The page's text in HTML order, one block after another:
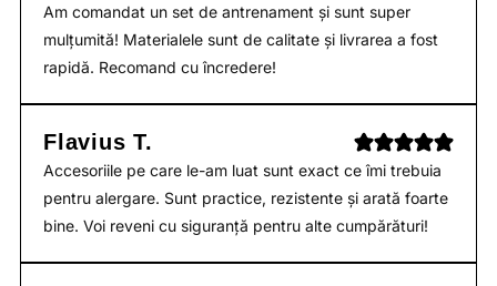
Am comandat un set de antrenament și sunt super
mulțumită! Materialele sunt de calitate și livrarea a fost
rapidă. Recomand cu încredere!
Flavius T.
Accesoriile pe care le-am luat sunt exact ce îmi trebuia
pentru alergare. Sunt practice, rezistente și arată foarte
bine. Voi reveni cu siguranță pentru alte cumpărături!